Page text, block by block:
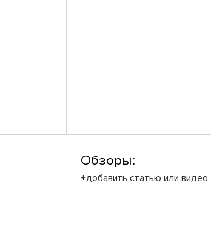
Обзоры:
+добавить статью или видео